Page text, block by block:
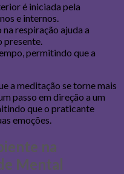
é iniciada pela
e internos.
respiração ajuda a
presente.
permitindo que a
a meditação se torne mais
passo em direção a um
que o praticante
emoções.
na
Mental